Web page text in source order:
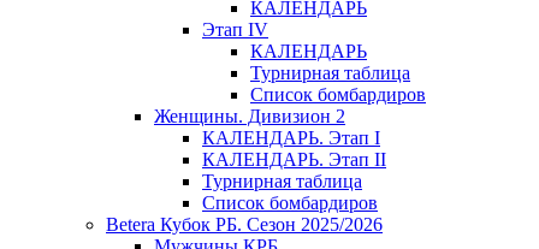
КАЛЕНДАРЬ
Этап IV
КАЛЕНДАРЬ
Турнирная таблица
Список бомбардиров
Женщины. Дивизион 2
КАЛЕНДАРЬ. Этап I
КАЛЕНДАРЬ. Этап II
Турнирная таблица
Список бомбардиров
Betera Кубок РБ. Сезон 2025/2026